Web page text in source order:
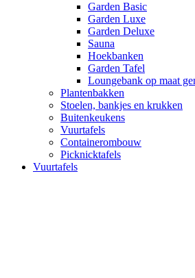
Garden Basic
Garden Luxe
Garden Deluxe
Sauna
Hoekbanken
Garden Tafel
Loungebank op maat
Plantenbakken
Stoelen, bankjes en krukken
Buitenkeukens
Vuurtafels
Containerombouw
Picknicktafels
Vuurtafels